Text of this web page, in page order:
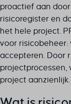
proactief aan
risicoregister en
het hele project.
voor risicobeheer:
accepteren. Door
projectprocessen,
project aanzienlijk.